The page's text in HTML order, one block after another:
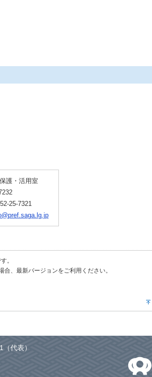
護・活用室
25-7321
。
、最新バージョンをご利用ください。
（代表）